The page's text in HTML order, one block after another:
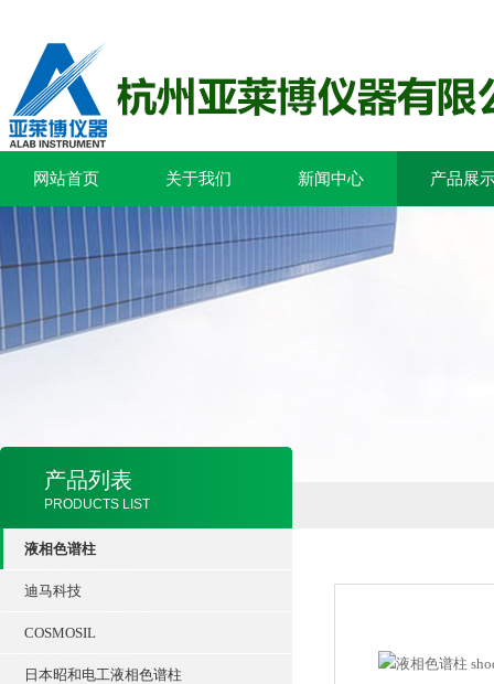
网站首页 关于我们 新闻中心 产品展
产品列表
PRODUCTS LIST
液相色谱柱
迪马科技
COSMOSIL
日本昭和电工液相色谱柱